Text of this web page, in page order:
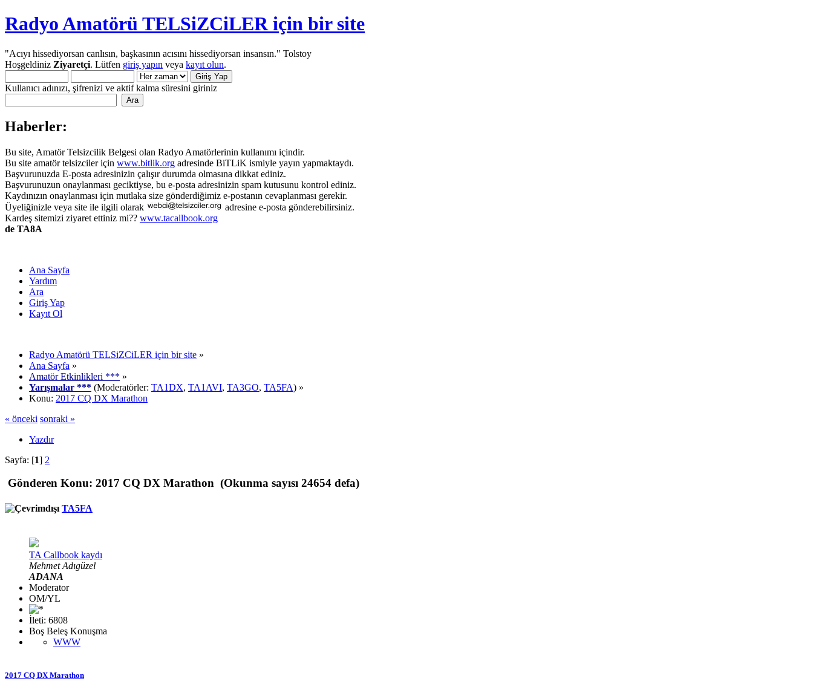
Radyo Amatörü TELSiZCiLER için bir site
"Acıyı hissediyorsan canlısın, başkasının acısını hissediyorsan insansın." Tolstoy
Hoşgeldiniz Ziyaretçi. Lütfen giriş yapın veya kayıt olun.
Kullanıcı adınızı, şifrenizi ve aktif kalma süresini giriniz
Haberler:
Bu site, Amatör Telsizcilik Belgesi olan Radyo Amatörlerinin kullanımı içindir.
Bu site amatör telsizciler için www.bitlik.org adresinde BiTLiK ismiyle yayın yapmaktaydı.
Başvurunuzda E-posta adresinizin çalışır durumda olmasına dikkat ediniz.
Başvurunuzun onaylanması geciktiyse, bu e-posta adresinizin spam kutusunu kontrol ediniz.
Kaydınızın onaylanması için mutlaka size gönderdiğimiz e-postanın cevaplanması gerekir.
Üyeliğinizle veya site ile ilgili olarak
adresine e-posta gönderebilirsiniz.
Kardeş sitemizi ziyaret ettiniz mi?? www.tacallbook.org
de TA8A
Ana Sayfa
Yardım
Ara
Giriş Yap
Kayıt Ol
Radyo Amatörü TELSiZCiLER için bir site »
Ana Sayfa »
Amatör Etkinlikleri *** »
Yarışmalar *** (Moderatörler: TA1DX, TA1AVI, TA3GO, TA5FA) »
Konu: 2017 CQ DX Marathon
« önceki sonraki »
Yazdır
Sayfa: [1] 2
Gönderen Konu: 2017 CQ DX Marathon (Okunma sayısı 24654 defa)
TA5FA
TA Callbook kaydı
Mehmet Adıgüzel
ADANA
Moderator
OM/YL
İleti: 6808
Boş Beleş Konuşma
WWW
2017 CQ DX Marathon